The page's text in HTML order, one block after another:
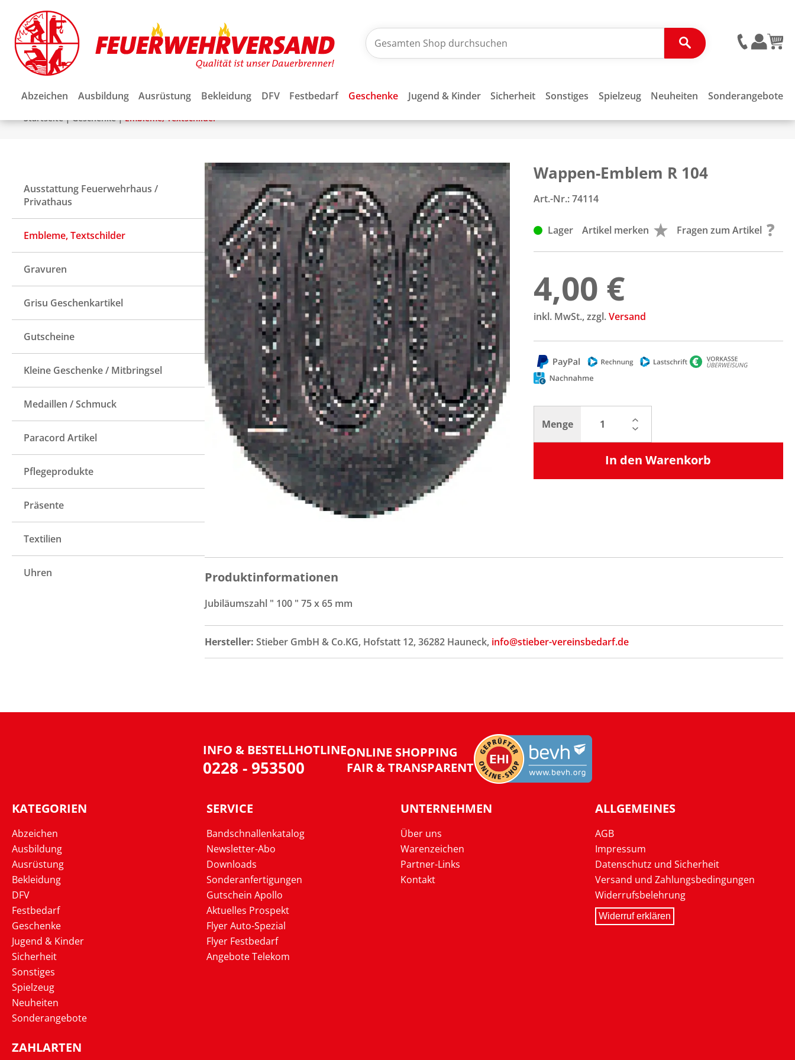
Abzeichen Ausbildung Ausrüstung Bekleidung DFV Festbedarf Geschenke Jugend & Kinder Sicherheit Sonstiges Spielzeug Neuheiten Sonderangebote
Startseite|Geschenke|Embleme, Textschilder
Ausstattung Feuerwehrhaus /
Privathaus
Embleme, Textschilder
Gravuren
Grisu Geschenkartikel
Gutscheine
Kleine Geschenke / Mitbringsel
Medaillen / Schmuck
Paracord Artikel
Pflegeprodukte
Präsente
Textilien
Uhren
Wappen-Emblem R 104
Art.-Nr.:74114
Lager Artikel merken Fragen zum Artikel
4,00 €
inkl. MwSt., zzgl.Versand
Menge
In den Warenkorb
Produktinformationen
Jubiläumszahl " 100 " 75 x 65 mm
Hersteller: Stieber GmbH & Co.KG, Hofstatt 12, 36282 Hauneck, info@stieber-vereinsbedarf.de
INFO & BESTELLHOTLINE
0228 - 953500
ONLINE SHOPPING
FAIR & TRANSPARENT
KATEGORIEN
Abzeichen
Ausbildung
Ausrüstung
Bekleidung
DFV
Festbedarf
Geschenke
Jugend & Kinder
Sicherheit
Sonstiges
Spielzeug
Neuheiten
Sonderangebote
SERVICE
Bandschnallenkatalog
Newsletter-Abo
Downloads
Sonderanfertigungen
Gutschein Apollo
Aktuelles Prospekt
Flyer Auto-Spezial
Flyer Festbedarf
Angebote Telekom
UNTERNEHMEN
Über uns
Warenzeichen
Partner-Links
Kontakt
ALLGEMEINES
AGB
Impressum
Datenschutz und Sicherheit
Versand und Zahlungsbedingungen
Widerrufsbelehrung
Widerruf erklären
ZAHLARTEN